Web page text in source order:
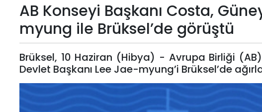
Yaşam
Kültür
Sanat
AB Konseyi Başkanı Costa,
myung ile Brüksel’de görüştü
Brüksel, 10 Haziran (Hibya) - Avrupa Birliği
Devlet Başkanı Lee Jae-myung’i Brüksel’de